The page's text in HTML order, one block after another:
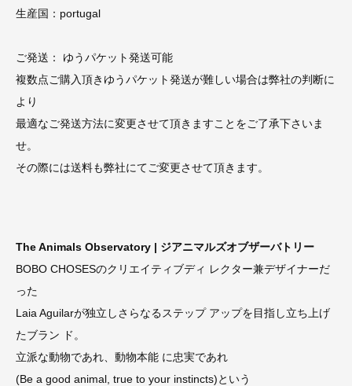
生産国：portugal
ご発送： ゆうパケット発送可能
複数点ご購入頂きゆうパケット発送が難しい場合は弊社の判断に
より
最適なご発送方法に変更させて頂きますことをご了承下さいま
せ。
その際には送料も弊社にてご変更させて頂きます。
The Animals Observatory | ジアニマルズオブザーバトリー
BOBO CHOSESのクリエイティブディ レクター兼デザイナーだ
った
Laia Aguilarが独立しさらなるステップ アップを目指し立ち上げ
たブラン ド。
立派な動物であれ、動物本能 に忠実であれ
(Be a good animal, true to your instincts)という